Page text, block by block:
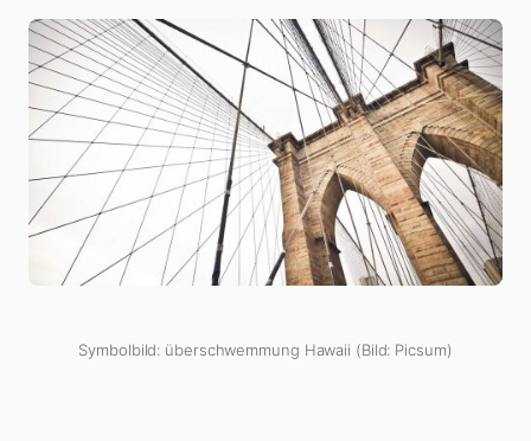
Symbolbild: überschwemmung Hawaii (Bild: Picsum)